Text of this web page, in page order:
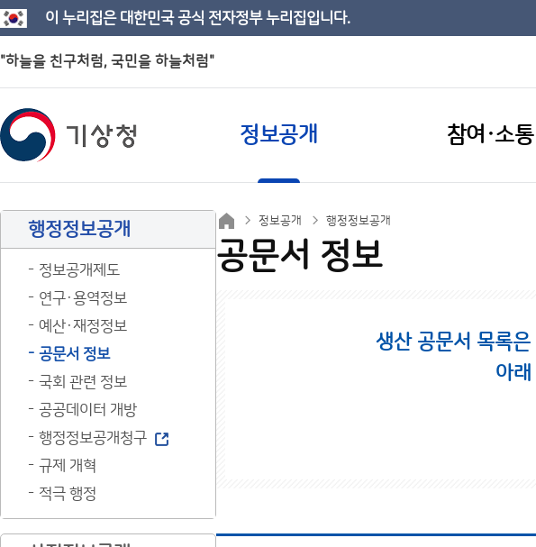
이 누리집은 대한민국 공식 전자정부 누리집입니다.
"하늘을 친구처럼, 국민을 하늘처럼"
정보공개 참여·소통
행정정보공개
정보공개제도
연구·용역정보
예산·재정정보
공문서 정보
국회 관련 정보
공공데이터 개방
행정정보공개청구
규제 개혁
적극 행정
정보공개 행정정보공개
공문서 정보
생산 공문서 목록
아